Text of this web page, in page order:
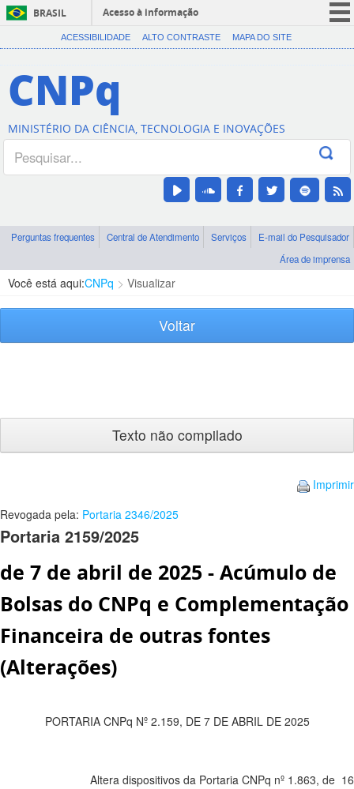
BRASIL
Acesso à informação
CORONAVÍRUS (COVID-19)
Canais
ACESSIBILIDADE ALTO CONTRASTE MAPA DO SITE
CNPq
MINISTÉRIO DA CIÊNCIA, TECNOLOGIA E INOVAÇÕES
Perguntas frequentes Central de Atendimento Serviços
E-mail do Pesquisador
Área de imprensa
Você está aqui:CNPq Visualizar
Voltar
Texto não compilado
Imprimir
Revogada pela: Portaria 2346/2025
Portaria 2159/2025
de 7 de abril de 2025 - Acúmulo de
Bolsas do CNPq e Complementação
Financeira de outras fontes
(Alterações)
PORTARIA CNPq Nº 2.159, DE 7 DE ABRIL DE 2025
Altera dispositivos da Portaria CNPq nº 1.863, de 16